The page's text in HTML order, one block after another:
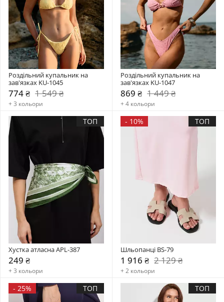
Роздільний купальник на
зав'язках KU-1045
774 ₴ 1 549 ₴
+ 3 кольори
Роздільний купальник на
зав'язках KU-1047
869 ₴ 1 449 ₴
+ 4 кольори
ТОП
Хустка атласна APL-387
249 ₴
+ 3 кольори
- 10% ТОП
Шльопанці BS-79
1 916 ₴ 2 129 ₴
+ 2 кольори
- 25% ТОП ТОП